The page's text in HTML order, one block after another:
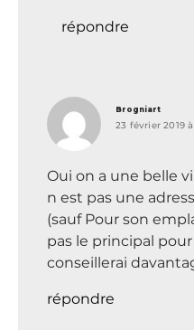
répondre
Brogniart
23 février 2019
Oui on a une belle
n est pas une
(sauf Pour son
pas le principal
conseillerai
répondre